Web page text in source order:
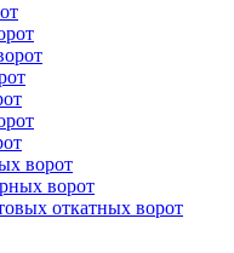
ворот
ворот
откатных ворот